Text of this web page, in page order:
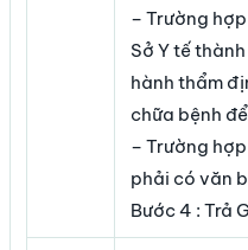
– Trường
Sở Y tế
hành thẩm
chữa bệnh
– Trường
phải có văn
Bước 4 : Trả